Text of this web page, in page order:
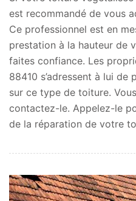
est recommandé de vous
Ce professionnel est en
prestation à la hauteur de
faites confiance. Les
88410 s’adressent à lui
sur ce type de toiture.
contactez-le. Appelez-le
de la réparation de votre